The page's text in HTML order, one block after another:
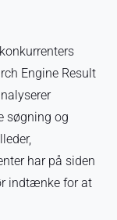
Engine Result
søgning og
har på siden
indtænke for at